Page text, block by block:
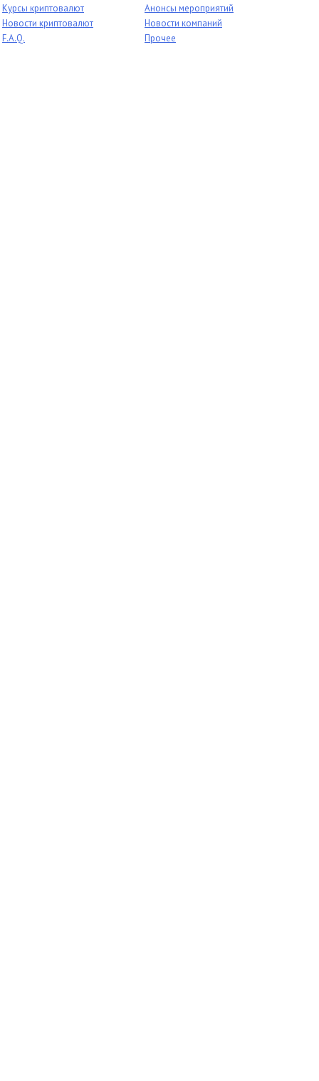
Курсы криптовалют
Новости криптовалют
F.A.Q.
Анонсы мероприятий
Новости компаний
Прочее